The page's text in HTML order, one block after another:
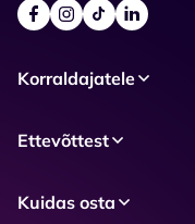
Korraldajatele
Ettevõttest
Kuidas osta